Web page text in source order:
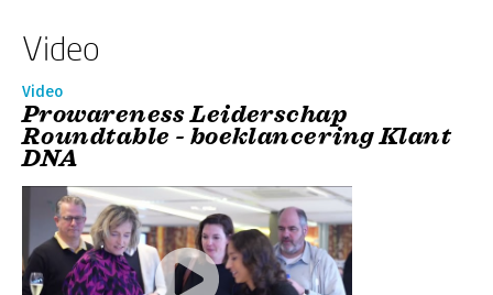
Video
Video
Prowareness Leiderschap
Roundtable - boeklancering Klant
DNA